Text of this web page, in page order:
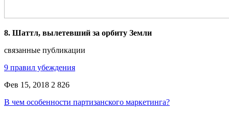
8. Шаттл, вылетевший за орбиту Земли
связанные публикации
9 правил убеждения
Фев 15, 2018 2 826
В чем особенности партизанского маркетинга?